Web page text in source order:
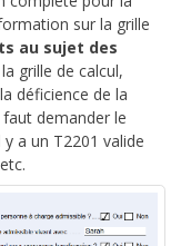
sur la grille
au sujet des
grille de calcul,
déficience de la
demander le
a un T2201 valide